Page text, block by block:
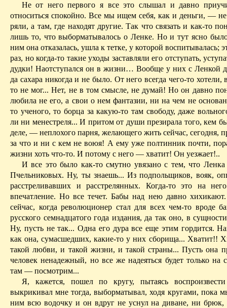
Не от него первого я все это слышал и давно
относиться спокойно. Все мы ищем себя, как и деньги, —
ряли, а там, где находят другие. Так что связать и как-то
лишь то, что вы­борматывалось о Ленке. Но и тут ясно
ним она отказалась, ушла к тетке, у которой воспитывалась;
раз, но когда-то такие уходы заставляли его отступать,
дудки! Наотступался он в жизни… Вообще у них с Ленкой
да сахара никогда и не было. От него всегда чего-то хотели,
то не мог... Нет, не в том смысле, не думай! Но он давно
любила не его, а свои о нем фан­тазии, ни на чем не
то ученого, то борца за какую-то там свободу, даже
ли ни менестреля... И притом от души презирала того, кем
деле, — неплохого парня, же­лающего жить сейчас, сегодня,
за что и ни с кем не воюя! А ему уже полтинник почти,
жизни хоть что-то. И потому с него — хватит! Он уезжает!..
И все это было как-то смутно увязано с тем, что
Пчель­никовых. Ну, ты знаешь... Из подпольщи­ков, вояк,
расстреливавших и расстрелян­ных. Когда-то это на
впечатление. Но все течет. Бабы над нею давно
сейчас, когда революционер стал для всех чем-то вроде
русского семнадцатого года издания, да так оно, в
Ну, пусть не так... Одна его дура все еще этим гордится.
как она, сумасшед­ших, какие-то у них сборища... Хватит!!
такой любви, и такой жизни, и такой страны... Пусть она
человек ненадежный, но все же надеяться будет только на
там — посмотрим...
Я, кажется, пошел по кругу, пытаясь
выкрикивал мне тогда, выборматывал, ходя кругами, пока
ним всю водочку и он вдруг не уснул на диване, ни брюк,